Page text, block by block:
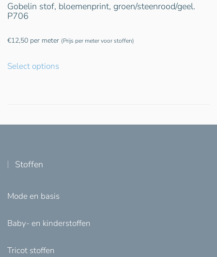
Gobelin stof, bloemenprint, groen/steenrood/geel.
P706
€12,50 per meter (Prijs per meter voor stoffen)
Select options
Stoffen
Mode en basis
Baby- en kinderstoffen
Tricot stoffen